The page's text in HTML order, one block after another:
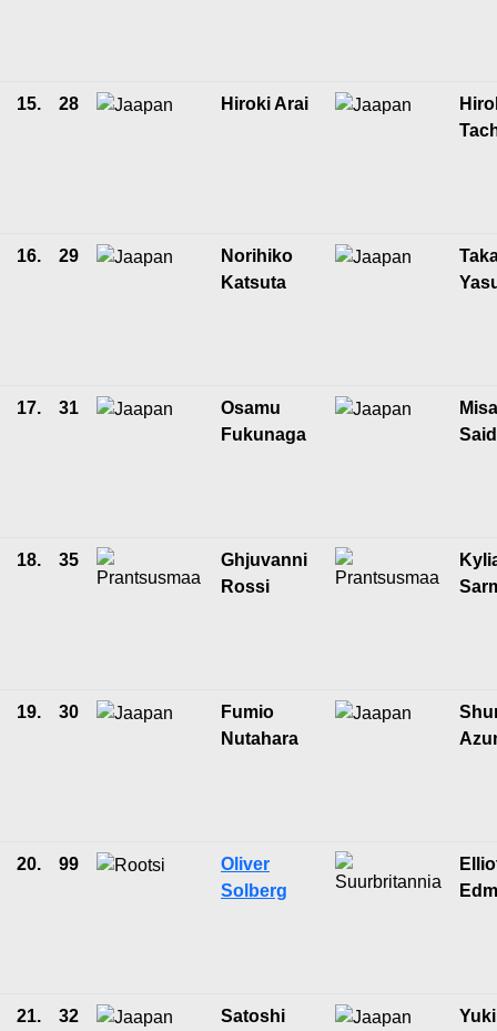
15. 28 Hiroki Arai
16. 29
Norihiko
Katsuta
17. 31
Osamu
Fukunaga
18. 35
Ghjuvanni
Rossi
19. 30
Fumio
Nutahara
20. 99
Oliver
Solberg
21. 32
Satoshi